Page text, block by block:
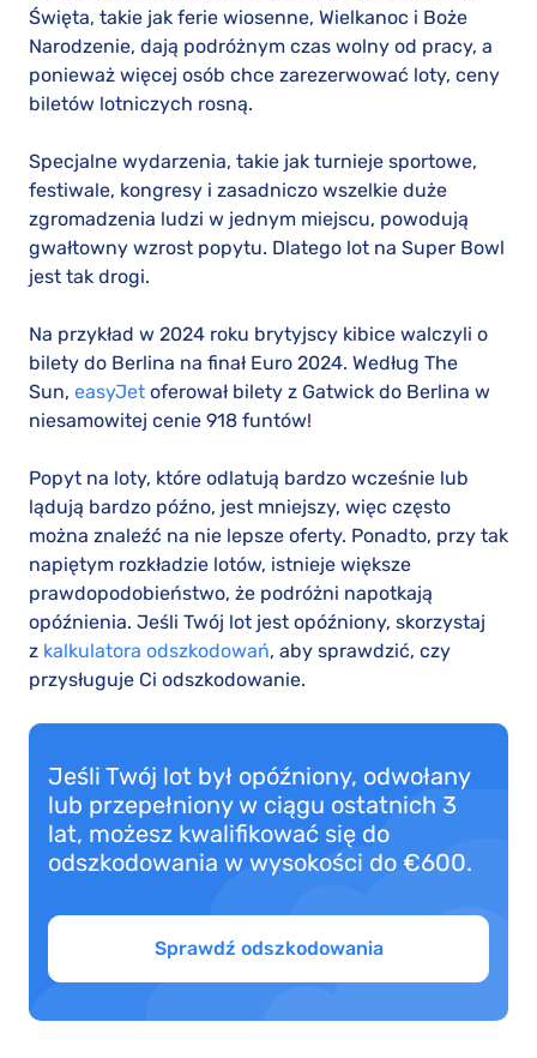
Święta, takie jak ferie wiosenne, Wielkanoc i Boże
Narodzenie, dają podróżnym czas wolny od pracy, a
ponieważ więcej osób chce zarezerwować loty, ceny
biletów lotniczych rosną.
Specjalne wydarzenia, takie jak turnieje sportowe,
festiwale, kongresy i zasadniczo wszelkie duże
zgromadzenia ludzi w jednym miejscu, powodują
gwałtowny wzrost popytu. Dlatego lot na Super Bowl
jest tak drogi.
Na przykład w 2024 roku brytyjscy kibice walczyli o
bilety do Berlina na finał Euro 2024. Według The
Sun, easyJet oferował bilety z Gatwick do Berlina w
niesamowitej cenie 918 funtów!
Popyt na loty, które odlatują bardzo wcześnie lub
lądują bardzo późno, jest mniejszy, więc często
można znaleźć na nie lepsze oferty. Ponadto, przy tak
napiętym rozkładzie lotów, istnieje większe
prawdopodobieństwo, że podróżni napotkają
opóźnienia. Jeśli Twój lot jest opóźniony, skorzystaj
z kalkulatora odszkodowań, aby sprawdzić, czy
przysługuje Ci odszkodowanie.
Jeśli Twój lot był opóźniony, odwołany
lub przepełniony w ciągu ostatnich 3
lat, możesz kwalifikować się do
odszkodowania w wysokości do €600.
Sprawdź odszkodowania